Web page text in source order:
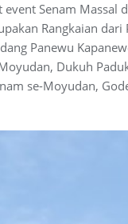
Senam Massal
Rangkaian dari
Panewu
Dukuh
se-Moyudan,